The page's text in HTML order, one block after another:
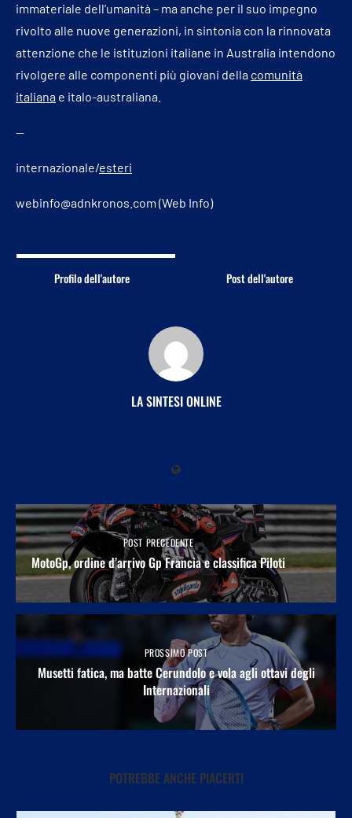
immateriale dell’umanità – ma anche per il suo impegno
rivolto alle nuove generazioni, in sintonia con la rinnovata
attenzione che le istituzioni italiane in Australia intendono
rivolgere alle componenti più giovani della comunità
italiana e italo-australiana.
—
internazionale/esteri
webinfo@adnkronos.com (Web Info)
Profilo dell'autore Post dell'autore
LA SINTESI ONLINE
POST PRECEDENTE
MotoGp, ordine d’arrivo Gp Francia e classifica Piloti
PROSSIMO POST
Musetti fatica, ma batte Cerundolo e vola agli ottavi degli
Internazionali
POTREBBE ANCHE PIACERTI